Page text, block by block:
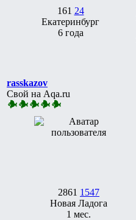
161 24
Екатеринбург
6 года
rasskazov
Свой на Aqa.ru
2861 1547
Новая Ладога
1 мес.